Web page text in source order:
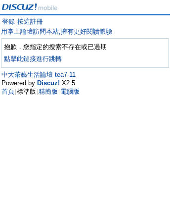
登錄 按這註冊
用掌上論壇訪問本站,擁有更好閱讀體驗
抱歉，您指定的搜索不存在或已過期
點擊此鏈接進行跳轉
中大茶藝生活論壇 tea7-11
Powered by Discuz! X2.5
首頁 標準版 精簡版 電腦版